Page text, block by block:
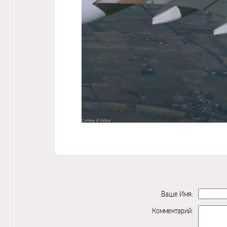
Ваше Имя:
Комментарий: